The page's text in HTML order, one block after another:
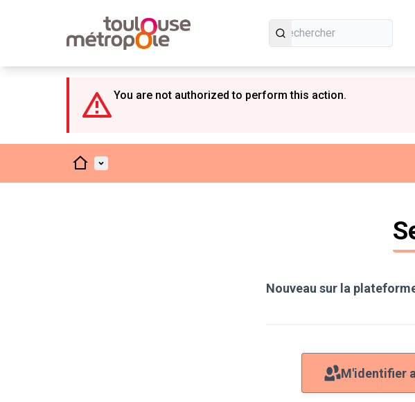
You are not authorized to perform this action.
AccueilMenu principal
Nouveau sur la
M'identifier